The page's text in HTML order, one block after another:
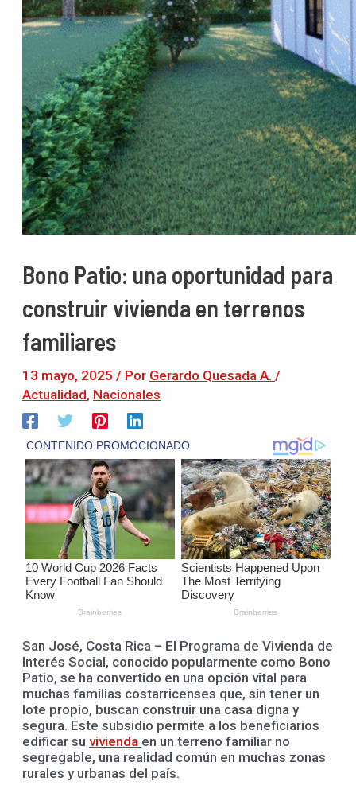
Bono Patio: una oportunidad para
construir vivienda en terrenos
familiares
13 mayo, 2025 / Por Gerardo Quesada A. /
Actualidad, Nacionales
San José, Costa Rica – El Programa de Vivienda de
Interés Social, conocido popularmente como Bono
Patio, se ha convertido en una opción vital para
muchas familias costarricenses que, sin tener un
lote propio, buscan construir una casa digna y
segura. Este subsidio permite a los beneficiarios
edificar su vivienda en un terreno familiar no
segregable, una realidad común en muchas zonas
rurales y urbanas del país.